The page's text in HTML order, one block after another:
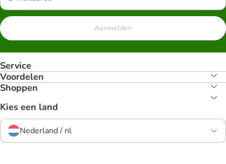
Aanmelden
Service
Voordelen
Shoppen
Kies een land
Nederland / nl